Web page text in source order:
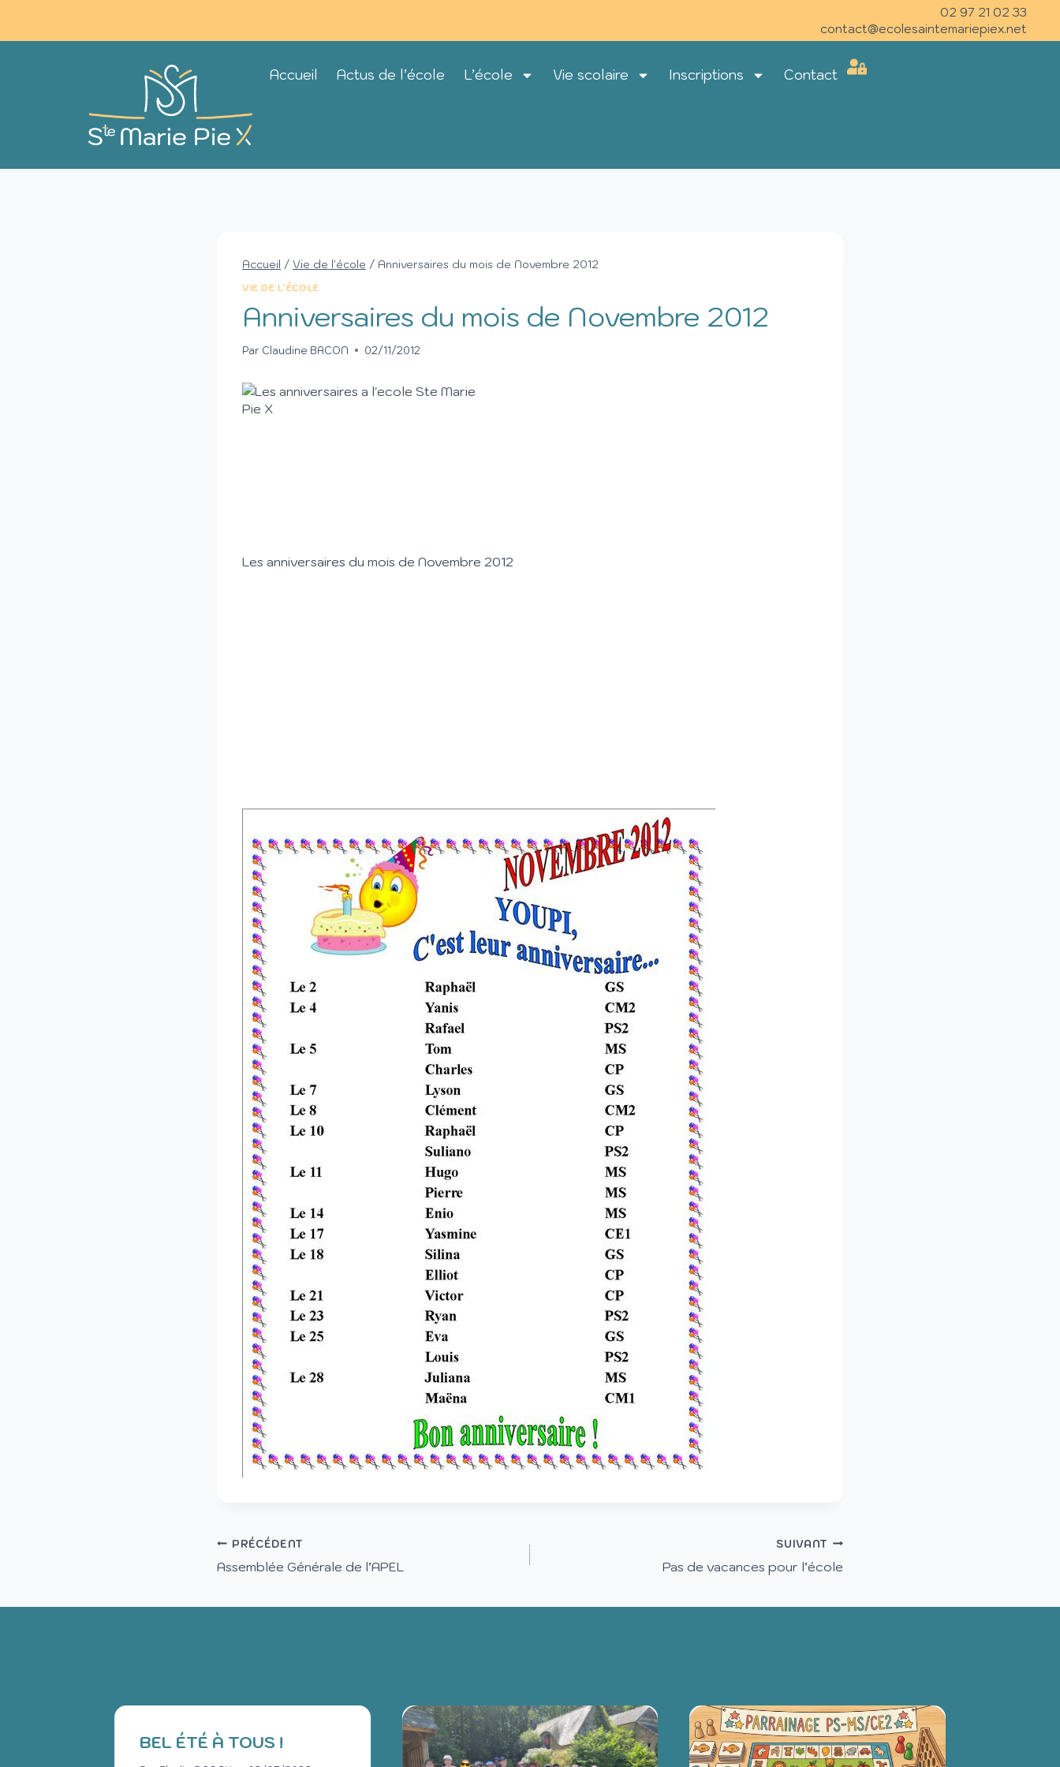
02 97 21 02 33
contact@ecolesaintemariepiex.net
Accueil Actus de l’école L’école Vie scolaire Inscriptions Contact
Accueil / Vie de l'école / Anniversaires du mois de Novembre 2012
VIE DE L'ÉCOLE
Anniversaires du mois de Novembre 2012
Par Claudine BACON 02/11/2012
Les anniversaires du mois de Novembre 2012
PRÉCÉDENT
Assemblée Générale de l’APEL
SUIVANT
Pas de vacances pour l’école
BEL ÉTÉ À TOUS !